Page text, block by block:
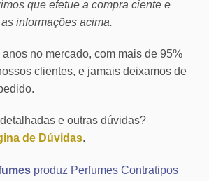
que efetue a compra ciente e
informações acima.
no mercado, com mais de 95%
clientes, e jamais deixamos de
e outras dúvidas?
de Dúvidas.
produz Perfumes Contratipos